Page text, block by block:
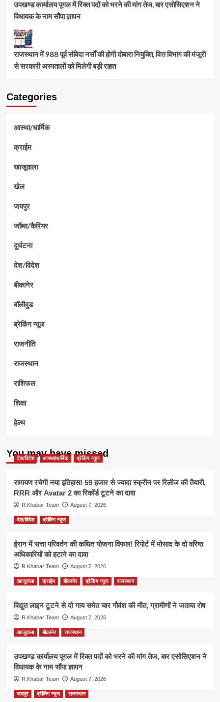
उपखण्ड कार्यालय पूगल में रिक्त पदों को भरने की मांग तेज, बार एसोसिएशन ने
विधायक के नाम सौंपा ज्ञापन
राजस्थान में 988 पूर्व संविदा नर्सों की होगी दोबारा नियुक्ति, वित्त विभाग की मंजूरी
से सरकारी अस्पतालों को मिलेगी बड़ी राहत
Categories
आस्था/धार्मिक
क्राईम
खाजूवाला
खेल
जयपुर
जॉब्स/कैरियर
दुर्घटना
देश/विदेश
बीकानेर
बॉलीवुड
ब्रेकिंग न्यूज
राजनीति
राजस्थान
राशिफल
शिक्षा
हेल्थ
You may have missed
देश/विदेश आस्था/धार्मिक ब्रेकिंग न्यूज
रामायण रचेगी नया इतिहास! 59 हजार से ज्यादा स्क्रीन पर रिलीज की तैयारी,
RRR और Avatar 2 का रिकॉर्ड टूटने का दावा
R.Khabar Team August 7, 2026
देश/विदेश ब्रेकिंग न्यूज
ईरान में सत्ता परिवर्तन की कथित योजना विफल! रिपोर्ट में मोसाद के दो वरिष्ठ
अधिकारियों को हटाने का दावा
R.Khabar Team August 7, 2026
खाजूवाला क्राईम बीकानेर ब्रेकिंग न्यूज राजस्थान
विद्युत लाइन टूटने से दो गाय समेत चार गौवंश की मौत, ग्रामीणों ने जताया रोष
R.Khabar Team August 7, 2026
खाजूवाला बीकानेर राजस्थान
उपखण्ड कार्यालय पूगल में रिक्त पदों को भरने की मांग तेज, बार एसोसिएशन ने
विधायक के नाम सौंपा ज्ञापन
R.Khabar Team August 7, 2026
जयपुर ब्रेकिंग न्यूज राजस्थान